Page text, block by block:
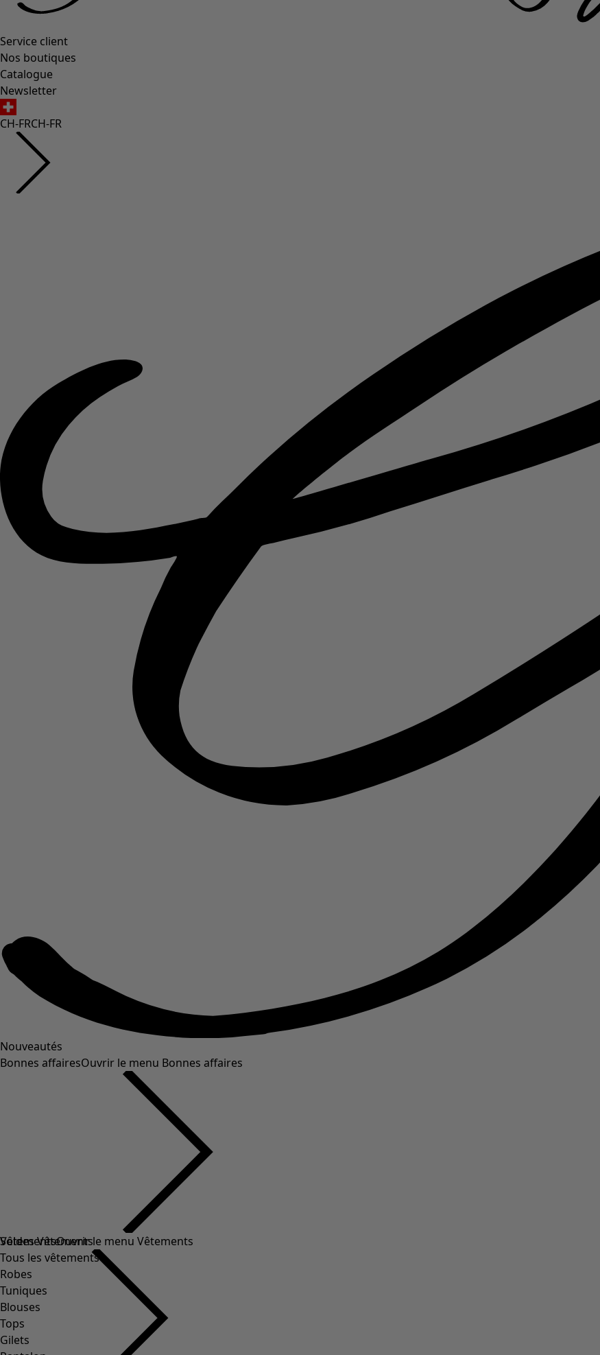
Service client
Nos boutiques
Catalogue
Newsletter
CH-FRCH-FR
Nouveautés
Bonnes affairesOuvrir le menu Bonnes affaires
Soldes Vêtements
Tous les vêtements
Robes
Tuniques
Blouses
Tops
Gilets
VêtementsOuvrir le menu Vêtements